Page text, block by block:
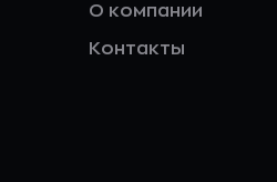
О компании
Контакты